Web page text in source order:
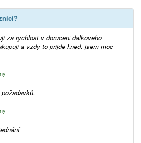
a vzdy to prijde hned. jsem moc
požadavků.